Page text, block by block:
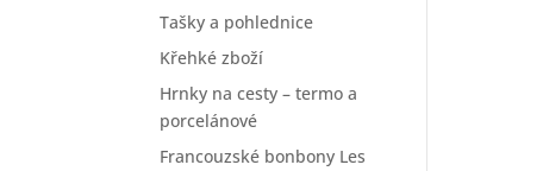
Tašky a pohlednice
Křehké zboží
Hrnky na cesty – termo a
porcelánové
Francouzské bonbony Les